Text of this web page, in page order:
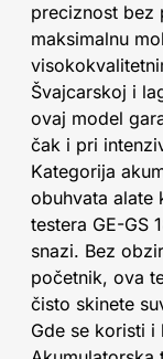
preciznost bez
maksimalnu
Švajcarskoj i
ovaj model
čak i pri
Kategorija
obuhvata alate
testera GE-GS
snazi. Bez
početnik, ova
čisto skinete
Gde se koristi i